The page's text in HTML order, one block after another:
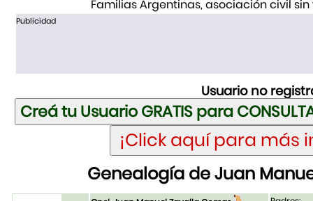
Familias Argentinas, asociación civil
Publicidad
Usuario no
Genealogía de Juan